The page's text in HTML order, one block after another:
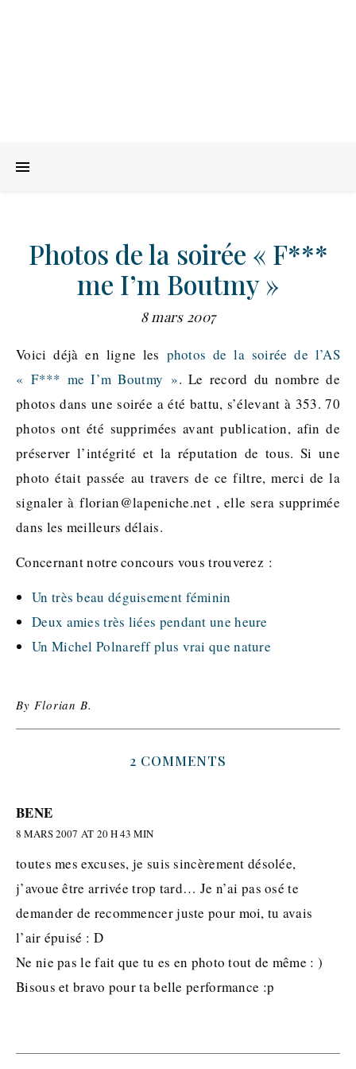
Photos de la soirée « F***
me I’m Boutmy »
8 mars 2007
Voici déjà en ligne les photos de la soirée de l’AS
« F*** me I’m Boutmy ». Le record du nombre de
photos dans une soirée a été battu, s’élevant à 353. 70
photos ont été supprimées avant publication, afin de
préserver l’intégrité et la réputation de tous. Si une
photo était passée au travers de ce filtre, merci de la
signaler à florian@lapeniche.net , elle sera supprimée
dans les meilleurs délais.
Concernant notre concours vous trouverez :
Un très beau déguisement féminin
Deux amies très liées pendant une heure
Un Michel Polnareff plus vrai que nature
ByFlorian B.
2 COMMENTS
BENE
8 MARS 2007 AT 20 H 43 MIN
toutes mes excuses, je suis sincèrement désolée,
j’avoue être arrivée trop tard… Je n’ai pas osé te
demander de recommencer juste pour moi, tu avais
l’air épuisé : D
Ne nie pas le fait que tu es en photo tout de même : )
Bisous et bravo pour ta belle performance :p